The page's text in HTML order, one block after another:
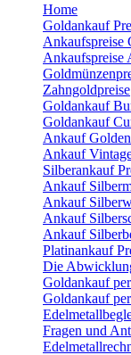
Home
Goldankauf
Ankaufspreise
Ankaufspreise
Zahngoldpreise
Goldankauf
Goldankauf
Ankauf
Ankauf
Silberankauf
Ankauf
Ankauf
Ankauf
Ankauf
Platinankauf
Die
Goldankauf
Goldankauf
Fragen und